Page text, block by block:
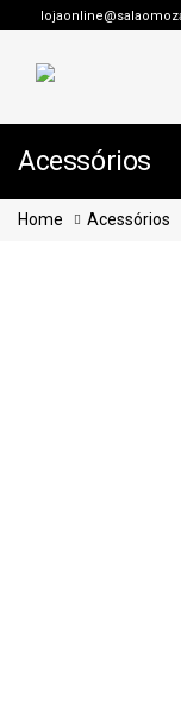
Acessórios
Home Acessórios